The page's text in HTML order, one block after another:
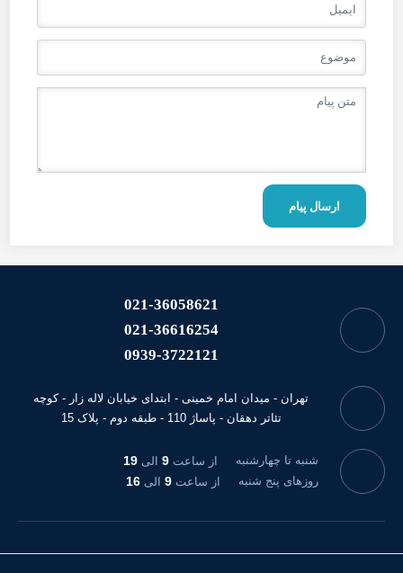
ارسال پیام
021-36058621
021-36616254
0939-3722121
تهران - میدان امام خمینی - ابتدای خیابان لاله زار - کوچه
تئاتر دهقان - پاساژ 110 - طبقه دوم - پلاک 15
شنبه تا چهارشنبه از ساعت 9 الی 19
روزهای پنج شنبه از ساعت 9 الی 16